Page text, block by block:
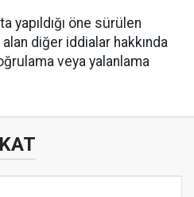
yapıldığı öne sürülen
diğer iddialar hakkında
veya yalanlama